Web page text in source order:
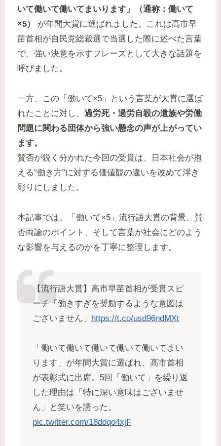
いて働いて働いてまいります」（通称：働いて
×5）
が年間大賞に選ばれました。これは高市早
苗首相が自民党総裁選で当選した際に述べた言葉
で、強い決意を示すフレーズとして大きな話題を
呼びました。
一方、この「働いて×5」という言葉が大賞に選ば
れたことに対し、 過労死・過労自殺の遺族や労働
問題に関わる団体から強い懸念の声が上がってい
ます。
賛否が鋭く分かれた今回の受賞は、日本社会が抱
える“働き方”に対する価値観の違いを改めて浮き
彫りにしました。
本記事では、「働いて×5」流行語大賞の背景、賛
否両論のポイント、そして言葉が社会にどのよう
な影響を与えるのかを丁寧に整理します。
【流行語大賞】高市早苗首相が受賞スピ
ーチ「働きすぎを奨励するような意図は
ございません」 https://t.co/usd96ndMXt
「働いて働いて働いて働いて働いてまい
ります」が年間大賞に選ばれ、高市首相
が表彰式に出席。5回「働いて」を繰り返
した理由は「特に深い意味はございませ
ん」と笑いを誘った。
pic.twitter.com/18ddqo4xjF